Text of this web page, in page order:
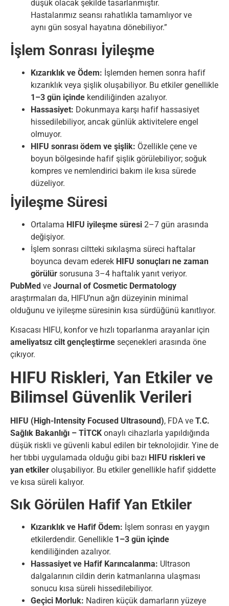
düşük olacak şekilde tasarlanmıştır.
Hastalarımız seansı rahatlıkla tamamlıyor ve
aynı gün sosyal hayatına dönebiliyor.”
İşlem Sonrası İyileşme
Kızarıklık ve Ödem: İşlemden hemen sonra hafif
kızarıklık veya şişlik oluşabiliyor. Bu etkiler genellikle
1–3 gün içinde kendiliğinden azalıyor.
Hassasiyet: Dokunmaya karşı hafif hassasiyet
hissedilebiliyor, ancak günlük aktivitelere engel
olmuyor.
HIFU sonrası ödem ve şişlik: Özellikle çene ve
boyun bölgesinde hafif şişlik görülebiliyor; soğuk
kompres ve nemlendirici bakım ile kısa sürede
düzeliyor.
İyileşme Süresi
Ortalama HIFU iyileşme süresi 2–7 gün arasında
değişiyor.
İşlem sonrası ciltteki sıkılaşma süreci haftalar
boyunca devam ederek HIFU sonuçları ne zaman
görülür sorusuna 3–4 haftalık yanıt veriyor.
PubMed ve Journal of Cosmetic Dermatology
araştırmaları da, HIFU’nun ağrı düzeyinin minimal
olduğunu ve iyileşme süresinin kısa sürdüğünü kanıtlıyor.
Kısacası HIFU, konfor ve hızlı toparlanma arayanlar için
ameliyatsız cilt gençleştirme seçenekleri arasında öne
çıkıyor.
HIFU Riskleri, Yan Etkiler ve
Bilimsel Güvenlik Verileri
HIFU (High-Intensity Focused Ultrasound), FDA ve T.C.
Sağlık Bakanlığı – TİTCK onaylı cihazlarla yapıldığında
düşük riskli ve güvenli kabul edilen bir teknolojidir. Yine de
her tıbbi uygulamada olduğu gibi bazı HIFU riskleri ve
yan etkiler oluşabiliyor. Bu etkiler genellikle hafif şiddette
ve kısa süreli kalıyor.
Sık Görülen Hafif Yan Etkiler
Kızarıklık ve Hafif Ödem: İşlem sonrası en yaygın
etkilerdendir. Genellikle 1–3 gün içinde
kendiliğinden azalıyor.
Hassasiyet ve Hafif Karıncalanma: Ultrason
dalgalarının cildin derin katmanlarına ulaşması
sonucu kısa süreli hissedilebiliyor.
Geçici Morluk: Nadiren küçük damarların yüzeye